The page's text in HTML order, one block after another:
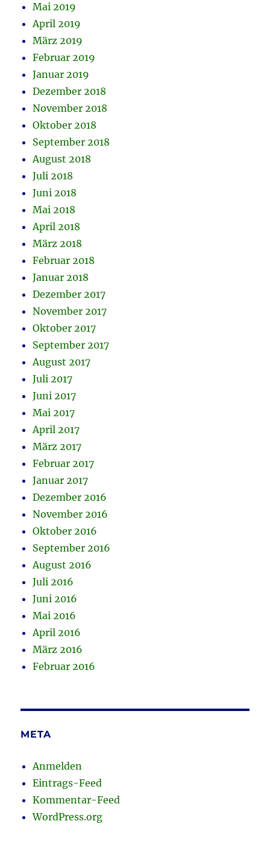
Mai 2019
April 2019
März 2019
Februar 2019
Januar 2019
Dezember 2018
November 2018
Oktober 2018
September 2018
August 2018
Juli 2018
Juni 2018
Mai 2018
April 2018
März 2018
Februar 2018
Januar 2018
Dezember 2017
November 2017
Oktober 2017
September 2017
August 2017
Juli 2017
Juni 2017
Mai 2017
April 2017
März 2017
Februar 2017
Januar 2017
Dezember 2016
November 2016
Oktober 2016
September 2016
August 2016
Juli 2016
Juni 2016
Mai 2016
April 2016
März 2016
Februar 2016
META
Anmelden
Eintrags-Feed
Kommentar-Feed
WordPress.org